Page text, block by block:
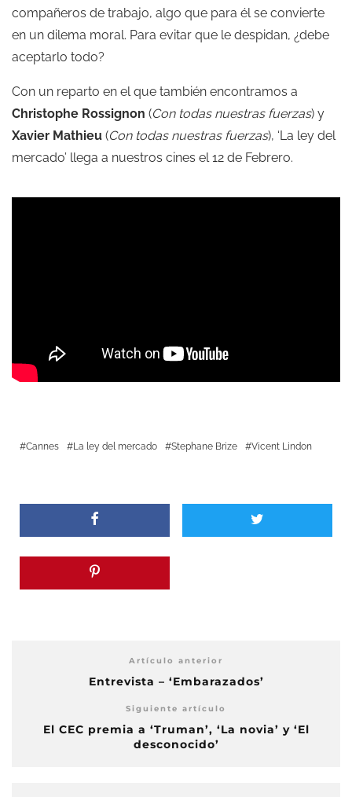
compañeros de trabajo, algo que para él se convierte
en un dilema moral. Para evitar que le despidan, ¿debe
aceptarlo todo?
Con un reparto en el que también encontramos a
Christophe Rossignon (Con todas nuestras fuerzas) y
Xavier Mathieu (Con todas nuestras fuerzas), ‘La ley del
mercado’ llega a nuestros cines el 12 de Febrero.
Cannes La ley del mercado Stephane Brize Vicent Lindon
Artículo anterior
Entrevista – ‘Embarazados’
Siguiente artículo
El CEC premia a ‘Truman’, ‘La novia’ y ‘El
desconocido’